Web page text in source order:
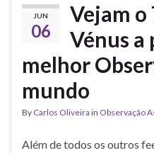
JUN
06
Vejam o
Vénus
melhor
mundo
By Carlos Oliveira in Observação
Além de todos os outros